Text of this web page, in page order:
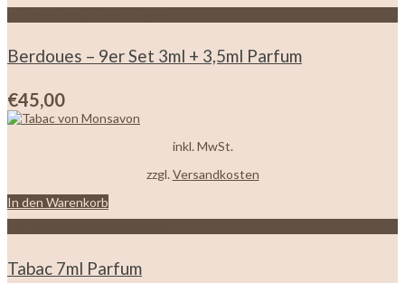
Berdoues – 9er Set 3ml + 3,5ml Parfum
€45,00
inkl. MwSt.
zzgl.Versandkosten
In den Warenkorb
Tabac 7ml Parfum